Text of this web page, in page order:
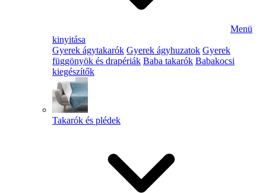
Menü
kinyitása
Gyerek ágytakarók Gyerek ágyhuzatok Gyerek
függönyök és drapériák Baba takarók Babakocsi
kiegészítők
Takarók és plédek